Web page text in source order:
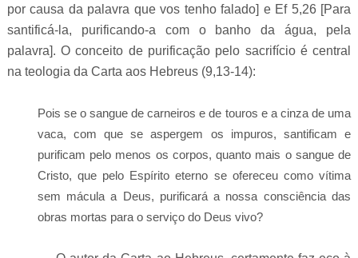
por causa da palavra que vos tenho falado] e Ef 5,26 [Para
santificá-la, purificando-a com o banho da água, pela
palavra]. O conceito de purificação pelo sacrifício é central
na teologia da Carta aos Hebreus (9,13-14):
Pois se o sangue de carneiros e de touros e a cinza de uma
vaca, com que se aspergem os impuros, santificam e
purificam pelo menos os corpos,quanto mais o sangue de
Cristo, que pelo Espírito eterno se ofereceu como vítima
sem mácula a Deus, purificará a nossa consciência das
obras mortas para o serviço do Deus vivo?